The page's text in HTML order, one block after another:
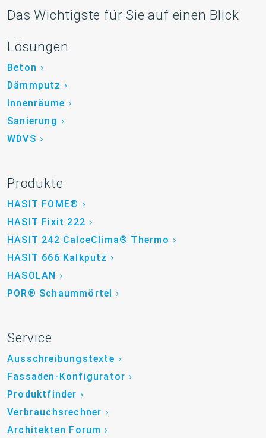
Das Wichtigste für Sie auf einen Blick
Lösungen
Beton
Dämmputz
Innenräume
Sanierung
WDVS
Produkte
HASIT FOME®
HASIT Fixit 222
HASIT 242 CalceClima® Thermo
HASIT 666 Kalkputz
HASOLAN
POR® Schaummörtel
Service
Ausschreibungstexte
Fassaden-Konfigurator
Produktfinder
Verbrauchsrechner
Architekten Forum